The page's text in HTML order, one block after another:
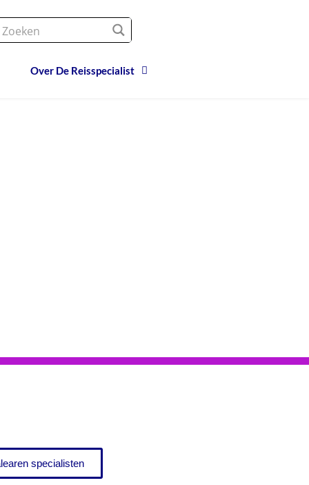
Over De Reisspecialist
specialisten